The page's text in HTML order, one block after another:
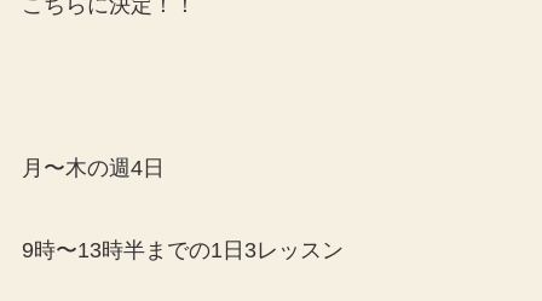
月〜木の週4日
9時〜13時半までの1日3レッスン